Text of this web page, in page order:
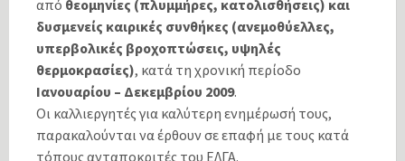
από θεομηνίες (πλυμμήρες, κατολισθήσεις) και
δυσμενείς καιρικές συνθήκες (ανεμοθύελλες,
υπερβολικές βροχοπτώσεις, υψηλές
θερμοκρασίες), κατά τη χρονική περίοδο
Ιανουαρίου – Δεκεμβρίου 2009.
Οι καλλιεργητές για καλύτερη ενημέρωσή τους,
παρακαλούνται να έρθουν σε επαφή με τους κατά
τόπους ανταποκριτές του ΕΛΓΑ.